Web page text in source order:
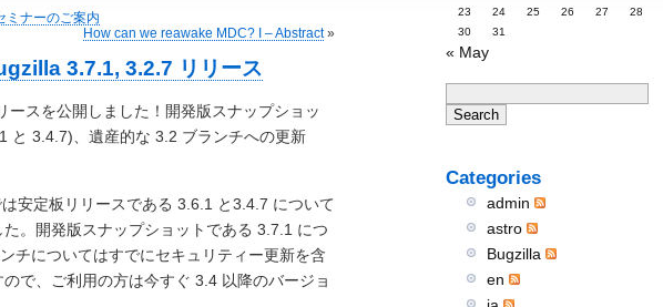
ミナーのご案内
How can we reawake MDC? I – Abstract»
3.7.1, 3.2.7 リリース
スを公開しました！開発版スナップショッ
と 3.4.7)、遺産的な 3.2 ブランチへの更新
安定板リリースである 3.6.1 と3.4.7 について
。開発版スナップショットである 3.7.1 につ
チについてはすでにセキュリティー更新を含
で、ご利用の方は今すぐ 3.4 以降のバージョ
23
24 25 26 27 28
30
31
« May
Categories
admin
astro
Bugzilla
en